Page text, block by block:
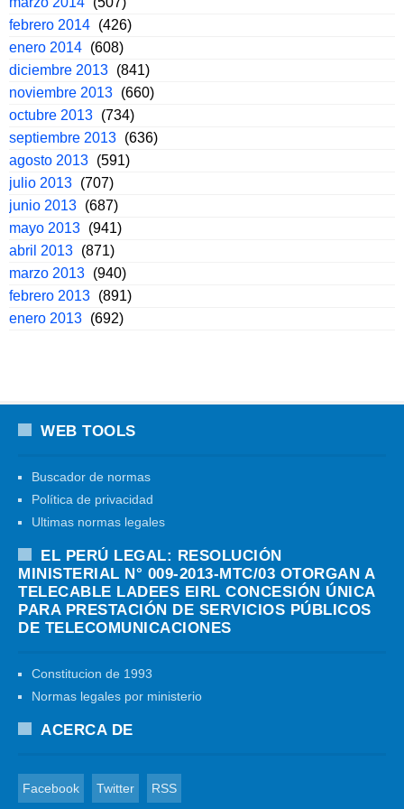
febrero 2014 (426)
enero 2014 (608)
diciembre 2013 (841)
noviembre 2013 (660)
octubre 2013 (734)
septiembre 2013 (636)
agosto 2013 (591)
julio 2013 (707)
junio 2013 (687)
mayo 2013 (941)
abril 2013 (871)
marzo 2013 (940)
febrero 2013 (891)
enero 2013 (692)
WEB TOOLS
Buscador de normas
Política de privacidad
Ultimas normas legales
EL PERÚ LEGAL: RESOLUCIÓN
MINISTERIAL N° 009-2013-MTC/03 OTORGAN A
TELECABLE LADEES EIRL CONCESIÓN ÚNICA
PARA PRESTACIÓN DE SERVICIOS PÚBLICOS
DE TELECOMUNICACIONES
Constitucion de 1993
Normas legales por ministerio
ACERCA DE
Facebook Twitter RSS